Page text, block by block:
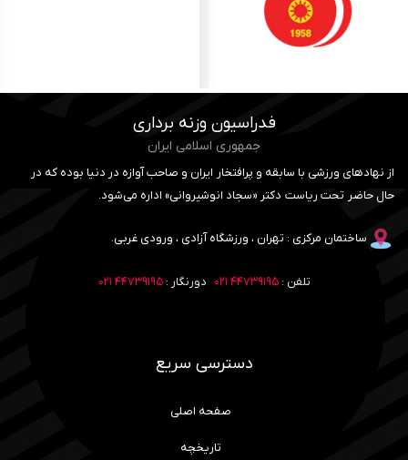
فدراسیون وزنه برداری
جمهوری اسلامی ایران
از نهادهای ورزشی با سابقه و پرافتخار ایران و صاحب آوازه در دنیا بوده که در
حال حاضر تحت ریاست دکتر «سجاد انوشیروانی» اداره می‌شود.
ساختمان مرکزی : تهران ، ورزشگاه آزادی ، ورودی غربی.
تلفن :۴۴۷۳۹۱۹۵ ۰۲۱ دورنگار :۴۴۷۳۹۱۹۵ ۰۲۱
دسترسی سریع
صفحه اصلی
تاریخچه